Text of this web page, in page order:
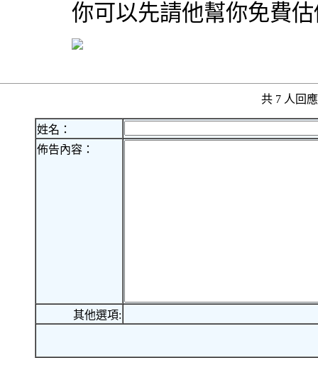
你可以先請他幫你免費
共 7 人回
姓名：
佈告內容：
其他選項: